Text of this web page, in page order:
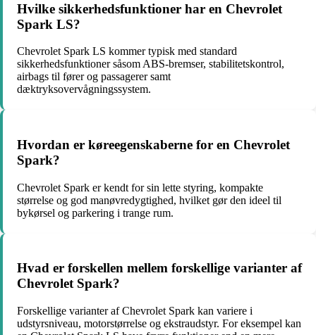
Hvilke sikkerhedsfunktioner har en Chevrolet
Spark LS?
Chevrolet Spark LS kommer typisk med standard
sikkerhedsfunktioner såsom ABS-bremser, stabilitetskontrol,
airbags til fører og passagerer samt
dæktryksovervågningssystem.
Hvordan er køreegenskaberne for en Chevrolet
Spark?
Chevrolet Spark er kendt for sin lette styring, kompakte
størrelse og god manøvredygtighed, hvilket gør den ideel til
bykørsel og parkering i trange rum.
Hvad er forskellen mellem forskellige varianter af
Chevrolet Spark?
Forskellige varianter af Chevrolet Spark kan variere i
udstyrsniveau, motorstørrelse og ekstraudstyr. For eksempel kan